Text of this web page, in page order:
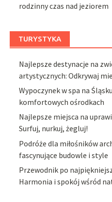
rodzinny czas nad jeziorem
TURYSTYKA
Najlepsze destynacje na
artystycznych: Odkrywaj
Wypoczynek w spa na
komfortowych ośrodkach
Najlepsze miejsca na
Surfuj, nurkuj, żegluj!
Podróże dla miłośników
fascynujące budowle i style
Przewodnik po
Harmonia i spokój wśród